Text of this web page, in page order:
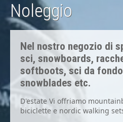
Noleggio
Nel nostro negozio di
sci, snowboards,
softboots, sci da
snowblades etc.
D'estate Vi offriamo
biciclette e nordic walking